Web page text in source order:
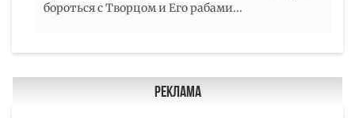
бороться с Творцом и Его рабами...
Реклама